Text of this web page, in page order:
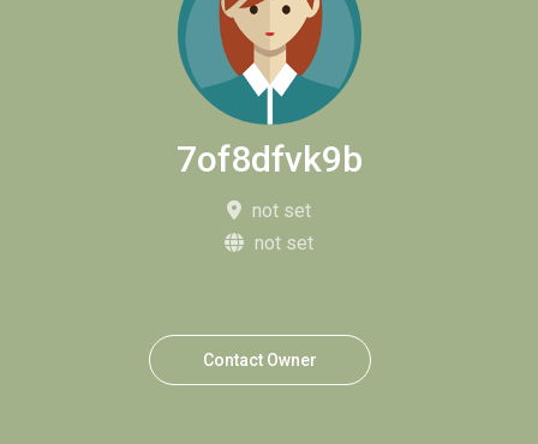
7of8dfvk9b
not set
not set
Contact Owner